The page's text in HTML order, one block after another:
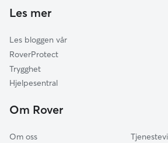
Tvedestrand
Gjesdal
Klepp
Les mer
Les bloggen vår
RoverProtect
Trygghet
Hjelpesentral
Om Rover
Om oss